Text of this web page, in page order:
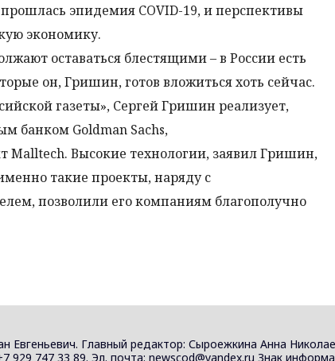
эпидемия COVID-19, и перспективы
экономику.
оставаться блестящими – в России есть
он, Гришин, готов вложиться хоть сейчас.
газеты», Сергей Гришин реализует,
банком Goldman Sachs,
Malltech. Высокие технологии, заявил Гришин,
такие проекты, наряду с
позволили его компаниям благополучно
Евгеньевич. Главный редактор: Сыроежкина Анна
929 747 33 89. Эл. почта: newscod@yandex.ru Знак